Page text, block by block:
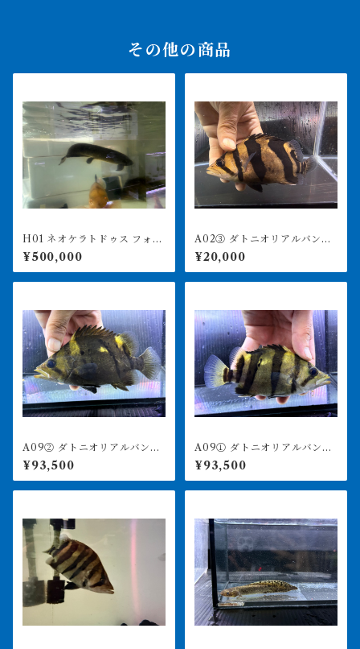
その他の商品
H01 ネオケラトドゥス フォル
ステリ 88㎝前後 納品or引
き取り
¥500,000
A02③ ダトニオリアルバン
ド 17㎝前後 買取個体
¥20,000
A09② ダトニオリアルバン
ド 16㎝前後 体高ありま
す シミなし
¥93,500
A09① ダトニオリアルバン
ド 15㎝前後 イエロー シ
ミなし
¥93,500